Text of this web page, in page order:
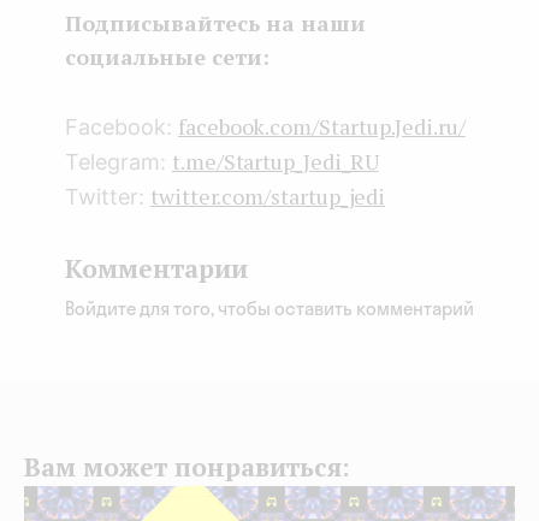
k
Подписывайтесь на наши
социальные сети:
Facebook: facebook.com/Startup.Jedi.ru/
Telegram: t.me/Startup_Jedi_RU
Twitter: twitter.com/startup_jedi
Комментарии
Войдите для того, чтобы оставить комментарий
Вам может понравиться: